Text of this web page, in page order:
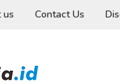
us Contact Us